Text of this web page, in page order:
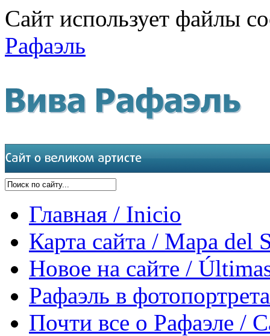
Сайт использует файлы
Рафаэль
Главная / Inicio
Карта сайта / Mapa del
Новое на сайте /
Рафаэль в
Почти все о Рафаэле /